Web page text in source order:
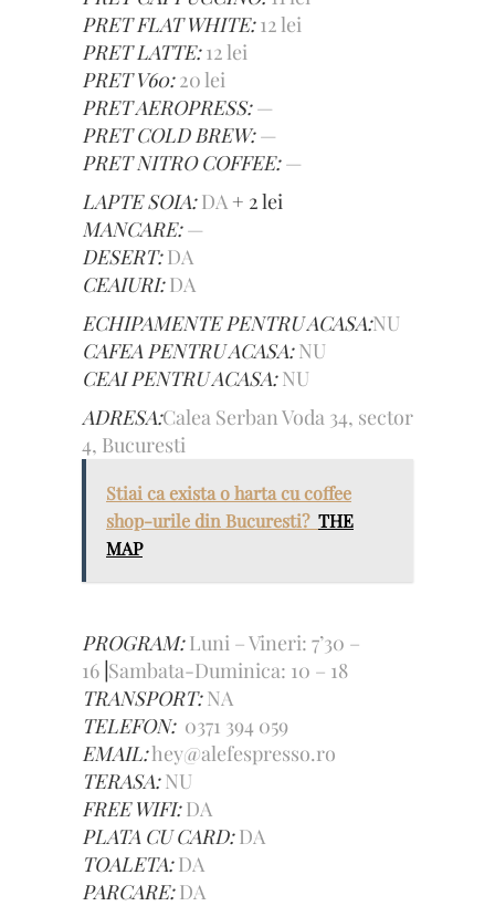
PRET FLAT WHITE: 12 lei
PRET LATTE: 12 lei
PRET V60: 20 lei
PRET AEROPRESS: —
PRET COLD BREW: —
PRET NITRO COFFEE: —
LAPTE SOIA: DA+ 2 lei
MANCARE:—
DESERT:DA
CEAIURI:DA
ECHIPAMENTE PENTRU ACASA:NU
CAFEA PENTRU ACASA: NU
CEAI PENTRU ACASA: NU
ADRESA:Calea Serban Voda 34, sector
4, Bucuresti
Stiai ca exista o harta cu coffee
shop-urile din Bucuresti? THE
MAP
PROGRAM: Luni – Vineri: 7’30 –
16 Sambata-Duminica: 10 – 18
TRANSPORT: NA
TELEFON: 0371 394 059
EMAIL:hey@alefespresso.ro
TERASA:NU
FREE WIFI:DA
PLATA CU CARD:DA
TOALETA:DA
PARCARE:DA